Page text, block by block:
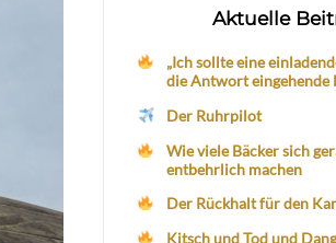
Aktuelle
„Ich sollte eine
die Antwort eingehende
Der Ruhrpilot
Wie viele Bäcker sich
entbehrlich machen
Der Rückhalt für den
Kitsch und Tod und